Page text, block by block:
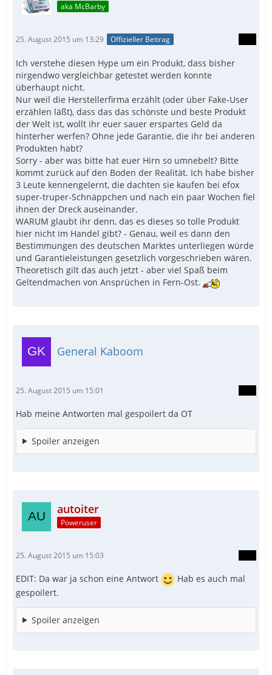
aka McBarby
25. August 2015 um 13:29 Offizieller Beitrag
Ich verstehe diesen Hype um ein Produkt, dass bisher
nirgendwo vergleichbar getestet werden konnte
überhaupt nicht.
Nur weil die Herstellerfirma erzählt (oder über Fake-User
erzählen läßt), dass das das schönste und beste Produkt
der Welt ist, wollt ihr euer sauer erspartes Geld da
hinterher werfen? Ohne jede Garantie, die ihr bei anderen
Produkten habt?
Sorry - aber was bitte hat euer Hirn so umnebelt? Bitte
kommt zurück auf den Boden der Realität. Ich habe bisher
3 Leute kennengelernt, die dachten sie kaufen bei efox
super-truper-Schnäppchen und nach ein paar Wochen fiel
ihnen der Dreck auseinander.
WARUM glaubt ihr denn, das es dieses so tolle Produkt
hier nicht im Handel gibt? - Genau, weil es dann den
Bestimmungen des deutschen Marktes unterliegen würde
und Garantieleistungen gesetzlich vorgeschrieben wären.
Theoretisch gilt das auch jetzt - aber viel Spaß beim
Geltendmachen von Ansprüchen in Fern-Ost.
General Kaboom
25. August 2015 um 15:01
Hab meine Antworten mal gespoilert da OT
Spoiler anzeigen
autoiter
Poweruser
25. August 2015 um 15:03
EDIT: Da war ja schon eine Antwort
Hab es auch mal
gespoilert.
Spoiler anzeigen